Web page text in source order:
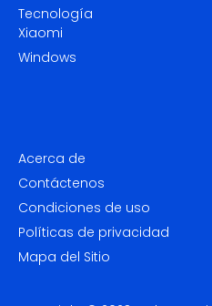
Tecnología
Xiaomi
Windows
Acerca de
Contáctenos
Condiciones de uso
Políticas de privacidad
Mapa del Sitio